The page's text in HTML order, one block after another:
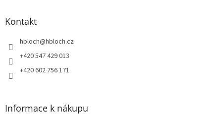
Kontakt
hbloch@hbloch.cz
+420 547 429 013
+420 602 756 171
Informace k nákupu